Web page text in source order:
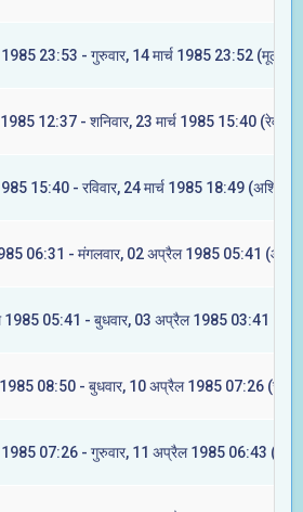
1985 23:53 - गुरुवार, 14 मार्च 1985 23:52 (मूल)
1985 12:37 - शनिवार, 23 मार्च 1985 15:40 (रेवती)
15:40 - रविवार, 24 मार्च 1985 18:49 (अश्विनी)
06:31 - मंगलवार, 02 अप्रैल 1985 05:41
1985 05:41 - बुधवार, 03 अप्रैल 1985 03:41 (मघा)
08:50 - बुधवार, 10 अप्रैल 1985 07:26
07:26 - गुरुवार, 11 अप्रैल 1985 06:43 (मूल)